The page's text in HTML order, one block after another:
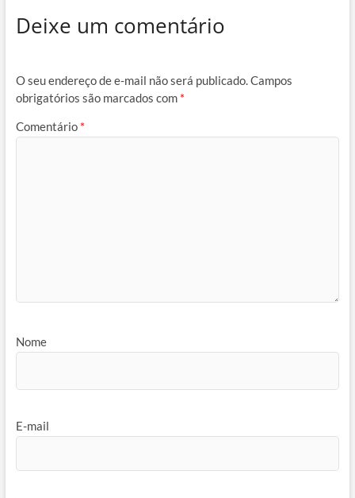
Deixe um comentário
O seu endereço de e-mail não será publicado.Campos
obrigatórios são marcados com *
Comentário *
Nome
E-mail